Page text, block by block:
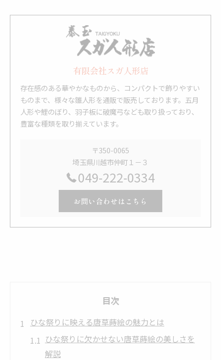
有限会社スガ人形店
存在感のある華やかなものから、コンパクトで飾りやすい
ものまで、様々な雛人形を通販で販売しております。五月
人形や鯉のぼり、羽子板に破魔弓なども取り扱っており、
豊富な種類を取り揃えています。
〒350-0065
埼玉県川越市仲町１－３
049-222-0334
お問い合わせはこちら
目次
ひな祭りに映える唐草蒔絵の魅力とは
ひな祭りに欠かせない唐草蒔絵の美しさを
解説